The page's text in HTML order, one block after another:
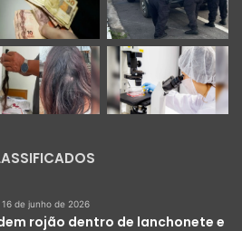
16 de junho de 2026
rojão dentro de lanchonete e